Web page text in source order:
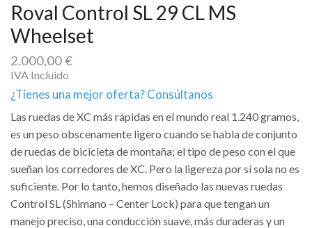
Roval Control SL 29 CL MS
Wheelset
2.000,00€
IVA Incluido
¿Tienes una mejor oferta? Consúltanos
Las ruedas de XC más rápidas en el mundo real 1.240 gramos,
es un peso obscenamente ligero cuando se habla de conjunto
de ruedas de bicicleta de montaña; el tipo de peso con el que
sueñan los corredores de XC. Pero la ligereza por sí sola no es
suficiente. Por lo tanto, hemos diseñado las nuevas ruedas
Control SL (Shimano – Center Lock) para que tengan un
manejo preciso, una conducción suave, más duraderas y un